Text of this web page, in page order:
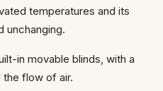
temperatures and its
unchanging.
in movable blinds, with a
flow of air.